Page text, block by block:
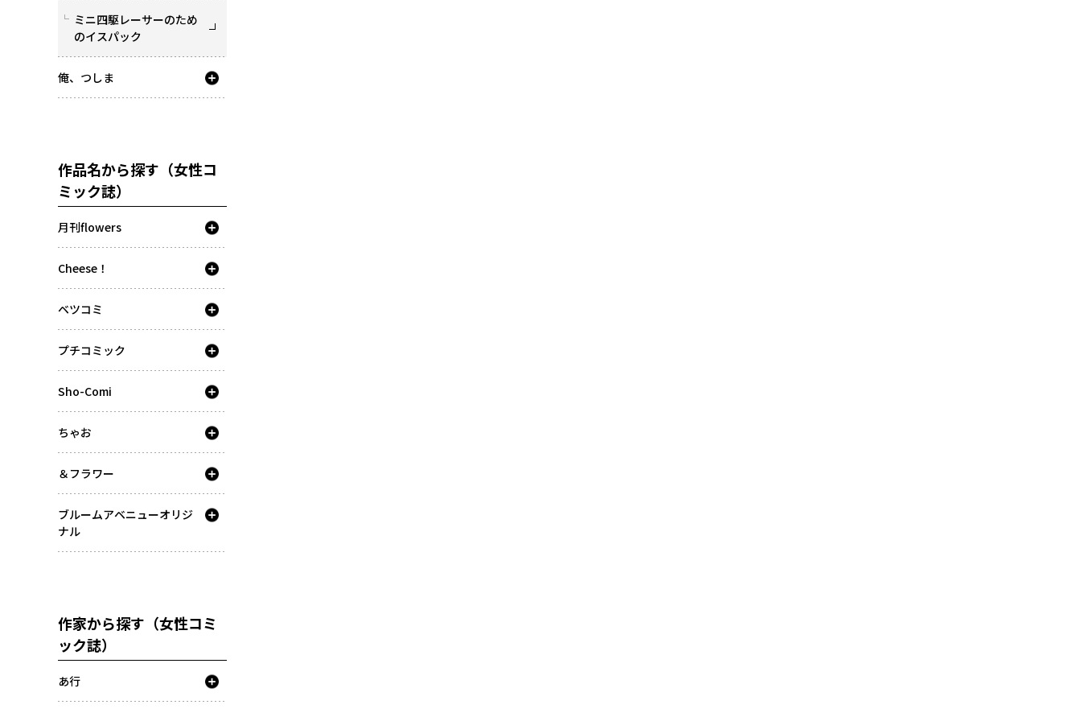
ミニ四駆レーサーのため
のイスパック
俺、つしま
作品名から探す（女性コ
ミック誌）
月刊flowers
Cheese！
ベツコミ
プチコミック
Sho-Comi
ちゃお
＆フラワー
ブルームアベニューオリジ
ナル
作家から探す（女性コミ
ック誌）
あ行